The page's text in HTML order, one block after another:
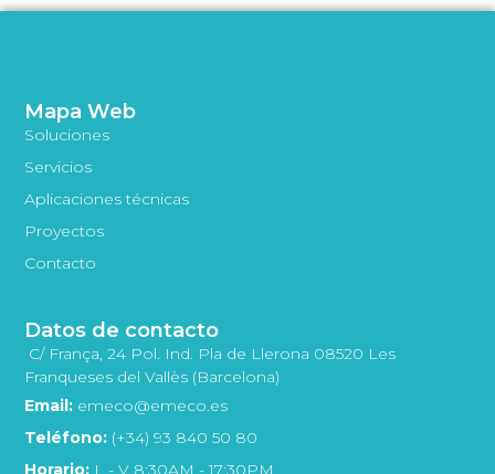
Mapa Web
Soluciones
Servicios
Aplicaciones técnicas
Proyectos
Contacto
Datos de contacto
C/ França, 24 Pol. Ind. Pla de Llerona 08520 Les
Franqueses del Vallès (Barcelona)
Email: emeco@emeco.es
Teléfono: (+34) 93 840 50 80
Horario: L - V 8:30AM - 17:30PM